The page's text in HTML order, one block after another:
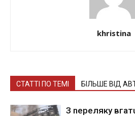
khristina
СТАТТІ ПО ТЕМІ БІЛЬШЕ ВІД
З nepeлякy